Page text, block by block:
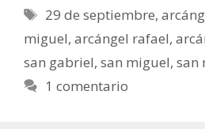
Etiquetas
29 de septiembre,
miguel, arcángel rafael,
san gabriel, san miguel, san
1 comentario